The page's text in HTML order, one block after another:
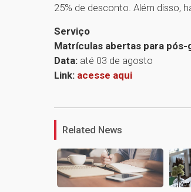
25% de desconto. Além disso,
Serviço
Matrículas abertas para
Data: até 03 de agosto
Link: acesse aqui
Related News